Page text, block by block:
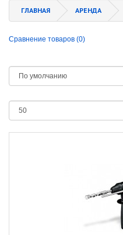
ГЛАВНАЯ АРЕНДА
Сравнение товаров (0)